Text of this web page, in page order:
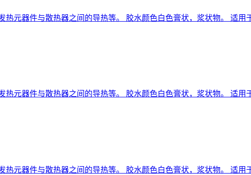
热元器件与散热器之间的导热等。 胶水颜色白色膏状，浆状物。 适用
热元器件与散热器之间的导热等。 胶水颜色白色膏状，浆状物。 适用
热元器件与散热器之间的导热等。 胶水颜色白色膏状，浆状物。 适用